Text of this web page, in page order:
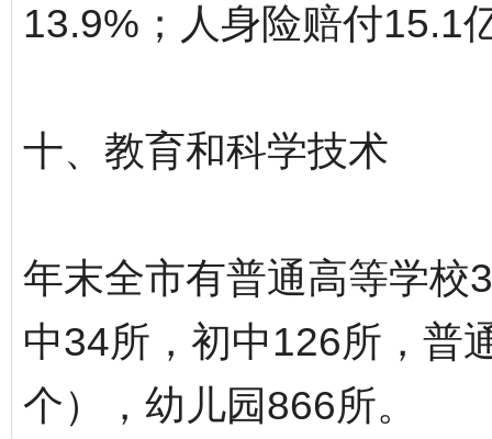
13.9%；人身险赔付15.1
十、教育和科学技术
年末全市有普通高等学校
中34所，初中126所，普
个），幼儿园866所。